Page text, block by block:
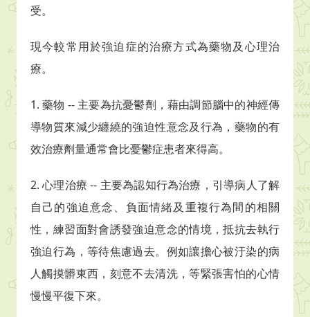
受。
現今較常用於強迫症的治療方式為藥物及心理治
療。
1.藥物 -- 主要為抗憂鬱劑，藉由調節腦中的神經傳
導物質來減少纏繞的強迫性意念及行為，藥物的有
效治療劑量通常會比憂鬱症患者來得高。
2.心理治療 -- 主要為認知行為治療，引導病人了解
自己的強迫意念、負面情緒及重複行為間的相關
性，練習面對會誘發強迫意念的情境，抵抗去執行
強迫行為，等待焦慮過去。例如讓擔心被汙染的病
人觸摸髒東西，刻意不去清洗，等緊張害怕的心情
慢慢平復下來。